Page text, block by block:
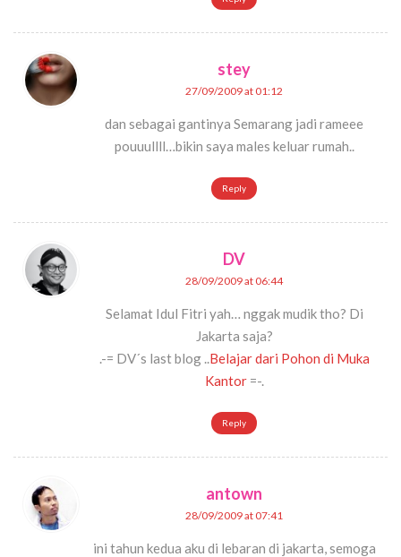
stey
27/09/2009 at 01:12
dan sebagai gantinya Semarang jadi rameee
pouuullll…bikin saya males keluar rumah..
Reply
DV
28/09/2009 at 06:44
Selamat Idul Fitri yah… nggak mudik tho? Di
Jakarta saja?
.-= DV´s last blog ..Belajar dari Pohon di Muka
Kantor=-.
Reply
antown
28/09/2009 at 07:41
ini tahun kedua aku di lebaran di jakarta, semoga